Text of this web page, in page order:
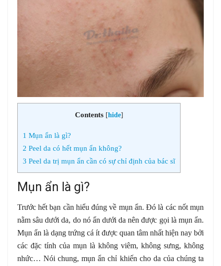
Contents [hide]
1 Mụn ẩn là gì?
2 Peel da có hết mụn ẩn không?
3 Peel da trị mụn ẩn cần có sự chỉ định của bác sĩ
Mụn ẩn là gì?
Trước hết bạn cần hiểu đúng về mụn ẩn. Đó là các nốt mụn
nằm sâu dưới da, do nó ẩn dưới da nên được gọi là mụn ẩn.
Mụn ẩn là dạng trứng cá ít được quan tâm nhất hiện nay bởi
các đặc tính của mụn là không viêm, không sưng, không
nhức… Nói chung, mụn ẩn chỉ khiến cho da của chúng ta